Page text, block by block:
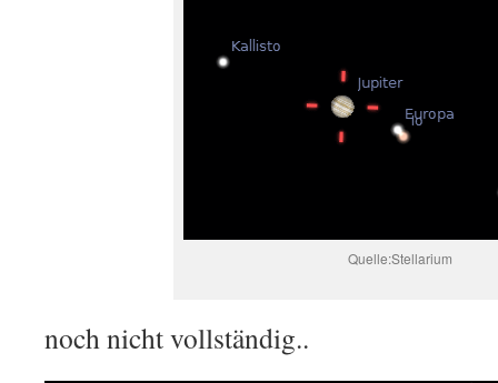
Quelle:Stellarium
noch nicht vollständig..